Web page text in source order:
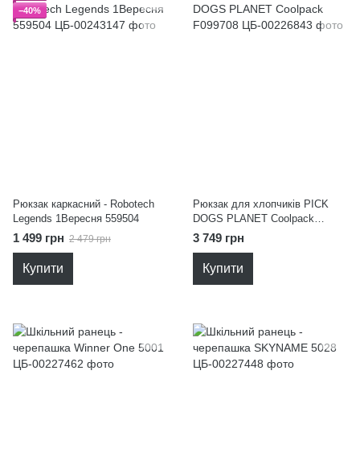
−40%
Рюкзак каркасний - Robotech
Legends 1Вересня 559504
1 499 грн 2 479 грн
Купити
Рюкзак для хлопчиків PICK
DOGS PLANET Coolpack
F099708
3 749 грн
Купити